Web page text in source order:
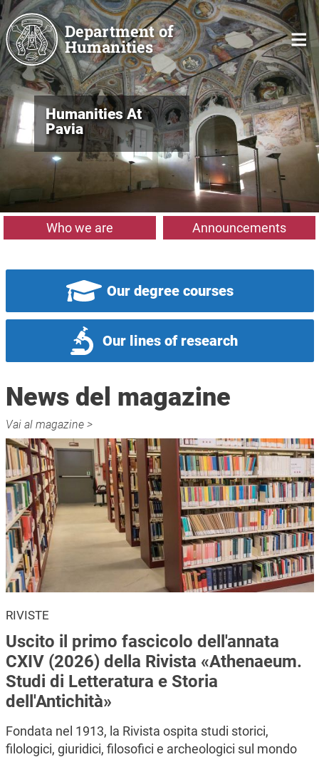
Skip to main content
Department of
Humanities
Humanities At
Pavia
Who we are Announcements
Our degree courses
Our lines of research
Vai al magazine >
News del magazine
RIVISTE
Uscito il primo fascicolo dell'annata
CXIV (2026) della Rivista «Athenaeum.
Studi di Letteratura e Storia
dell'Antichità»
Fondata nel 1913, la Rivista ospita studi storici,
filologici, giuridici, filosofici e archeologici sul mondo